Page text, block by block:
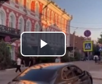
Play
Video